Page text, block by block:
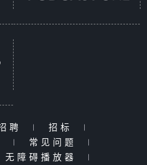
聘 | 招标
|
| 常见问题
|
无障碍播放器
|